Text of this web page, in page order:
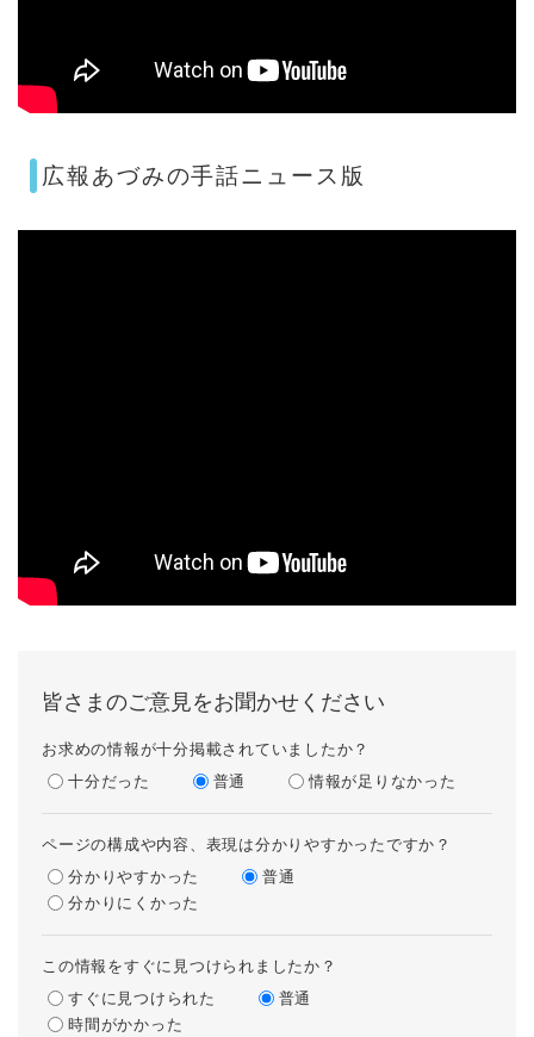
広報あづみの手話ニュース版
皆さまのご意見をお聞かせください
お求めの情報が十分掲載されていましたか？
十分だった
普通 情報が足りなかった
ページの構成や内容、表現は分かりやすかったですか？
分かりやすかった
普通
分かりにくかった
この情報をすぐに見つけられましたか？
すぐに見つけられた
普通
時間がかかった